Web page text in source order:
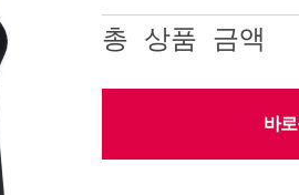
총 상품 금액
바